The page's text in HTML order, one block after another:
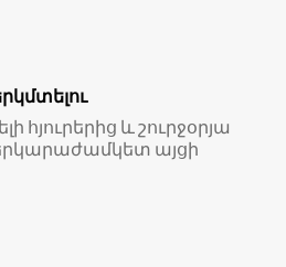
հյուրերից և շուրջօրյա
այցի